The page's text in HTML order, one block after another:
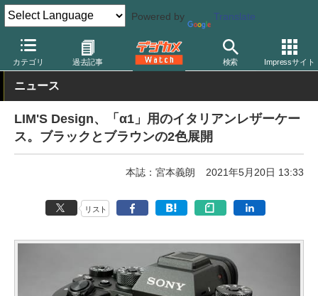
Powered by Translate
カテゴリ 過去記事 検索 Impressサイト
デジカメ Watch 撮影用品 ボディケース その他
ニュース
LIM'S Design、「α1」用のイタリアンレザーケー
ス。ブラックとブラウンの2色展開
本誌：宮本義朗 2021年5月20日 13:33
リスト